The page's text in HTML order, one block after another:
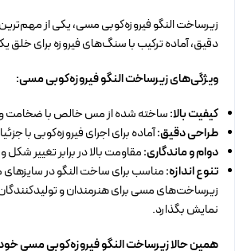
زیرساخت النگو فیروزه‌کوبی مسی، یکی از
دقیق، آماده ترکیب با سنگ‌های فیروزه برای
ویژگی‌های زیرساخت النگو فیروزه‌کوبی مسی:
کیفیت بالا:ساخته شده از مس خالص با ضخامت
طراحی دقیق:آماده برای اجرای فیروزه‌کوبی با
دوام و ماندگاری:مقاومت بالا در برابر تغییر شکل
تنوع اندازه:مناسب برای ساخت النگو در
زیرساخت‌های مسی برای هنرمندان و تولیدکنندگان
نمایش بگذارد.
همین حالا زیرساخت النگو فیروزه‌کوبی مسی